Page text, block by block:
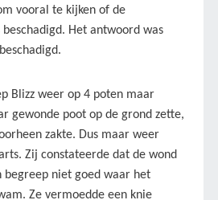
vooral te kijken of de
Het antwoord was
Blizz weer op 4 poten maar
gewonde poot op de grond zette,
zakte. Dus maar weer
Zij constateerde dat de wond
begreep niet goed waar het
Ze vermoedde een knie